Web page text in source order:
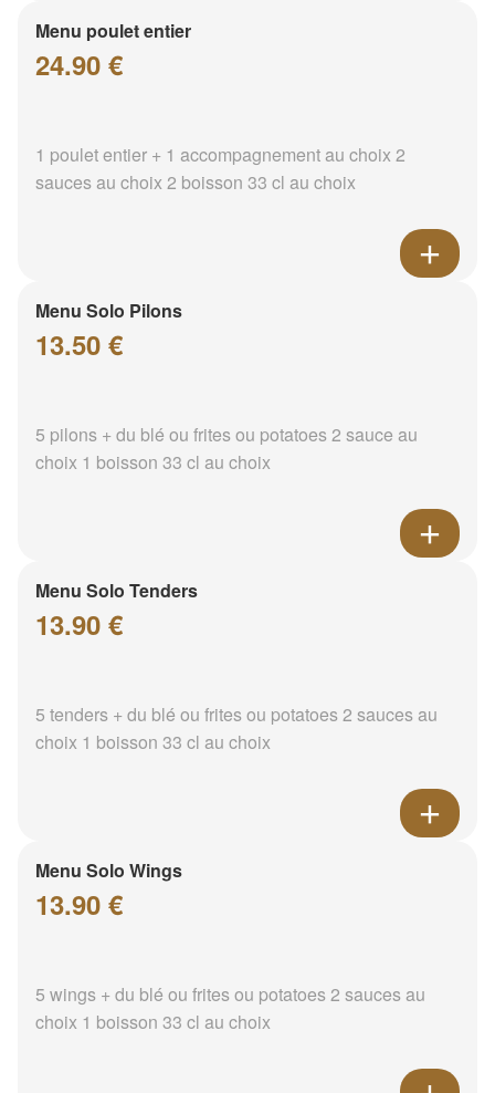
Menu poulet entier
24.90 €
1 poulet entier + 1 accompagnement au choix 2
sauces au choix 2 boisson 33 cl au choix
Menu Solo Pilons
13.50 €
5 pilons + du blé ou frites ou potatoes 2 sauce au
choix 1 boisson 33 cl au choix
Menu Solo Tenders
13.90 €
5 tenders + du blé ou frites ou potatoes 2 sauces au
choix 1 boisson 33 cl au choix
Menu Solo Wings
13.90 €
5 wings + du blé ou frites ou potatoes 2 sauces au
choix 1 boisson 33 cl au choix